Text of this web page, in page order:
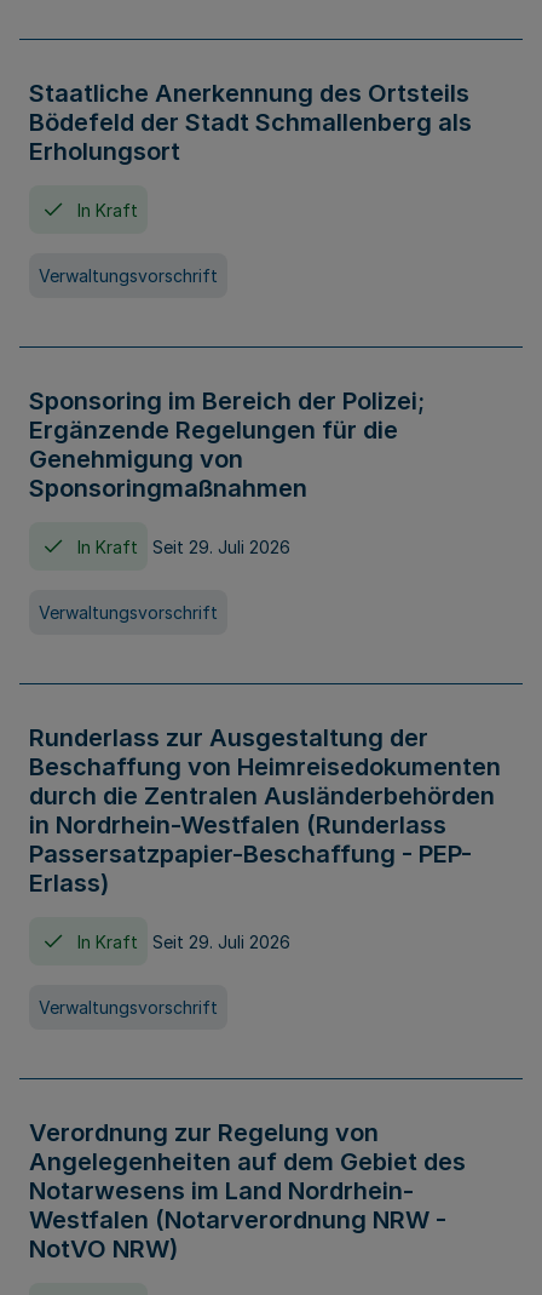
Staatliche Anerkennung des Ortsteils
Bödefeld der Stadt Schmallenberg als
Erholungsort
In Kraft
Verwaltungsvorschrift
Sponsoring im Bereich der Polizei;
Ergänzende Regelungen für die
Genehmigung von
Sponsoringmaßnahmen
In Kraft Seit 29. Juli 2026
Verwaltungsvorschrift
Runderlass zur Ausgestaltung der
Beschaffung von Heimreisedokumenten
durch die Zentralen Ausländerbehörden
in Nordrhein-Westfalen (Runderlass
Passersatzpapier-Beschaffung - PEP-
Erlass)
In Kraft Seit 29. Juli 2026
Verwaltungsvorschrift
Verordnung zur Regelung von
Angelegenheiten auf dem Gebiet des
Notarwesens im Land Nordrhein-
Westfalen (Notarverordnung NRW -
NotVO NRW)